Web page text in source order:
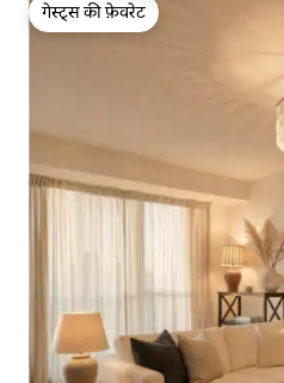
गेस्ट्स की फ़ेवरेट
गेस्ट्स की फ़ेवरेट